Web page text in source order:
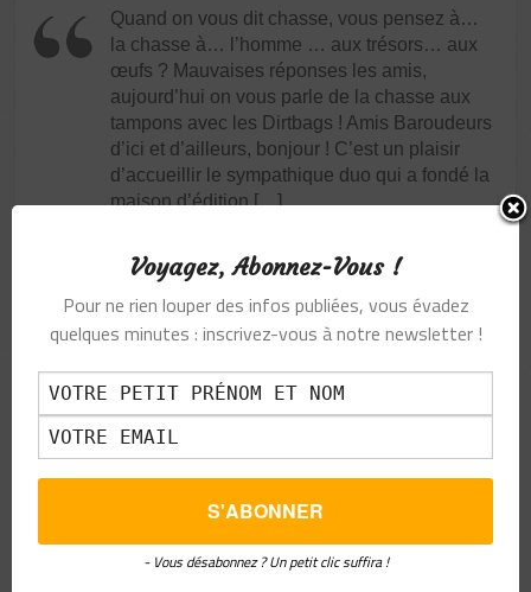
Quand on vous dit chasse, vous pensez à…
la chasse à… l’homme … aux trésors… aux
œufs ? Mauvaises réponses les amis,
aujourd’hui on vous parle de la chasse aux
tampons avec les Dirtbags ! Amis Baroudeurs
d’ici et d’ailleurs, bonjour ! C’est un plaisir
d’accueillir le sympathique duo qui a fondé la
maison d’édition […]
52 COMMENTAIRES / 0 VOTES
09
JUIN-2021
ARDÈCHE HERMITAGE : DES VACANCES
ENSOLEILLÉES POUR TOUTE LA FAMILLE !
VACANCES EN FAMILLE EN FRANCE
Cap sur un joli coin de France découvert lors
d’une journée de travail de Mamounette sur la
ViaRhôna. Et qui mieux qu’un expert du
Spécialiste activités sport nature, Damien
Voyagez, Abonnez-Vous !
Pour ne rien louper des infos publiées, vous évadez
quelques minutes : inscrivez-vous à notre newsletter !
- Vous désabonnez ? Un petit clic suffira !